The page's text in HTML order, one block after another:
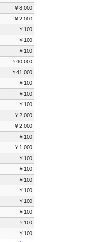
￥8,000
￥2,000
￥100
￥100
￥100
￥40,000
￥41,000
￥100
￥100
￥100
￥2,000
￥2,000
￥100
￥1,000
￥100
￥100
￥100
￥100
￥100
￥100
￥100
￥100